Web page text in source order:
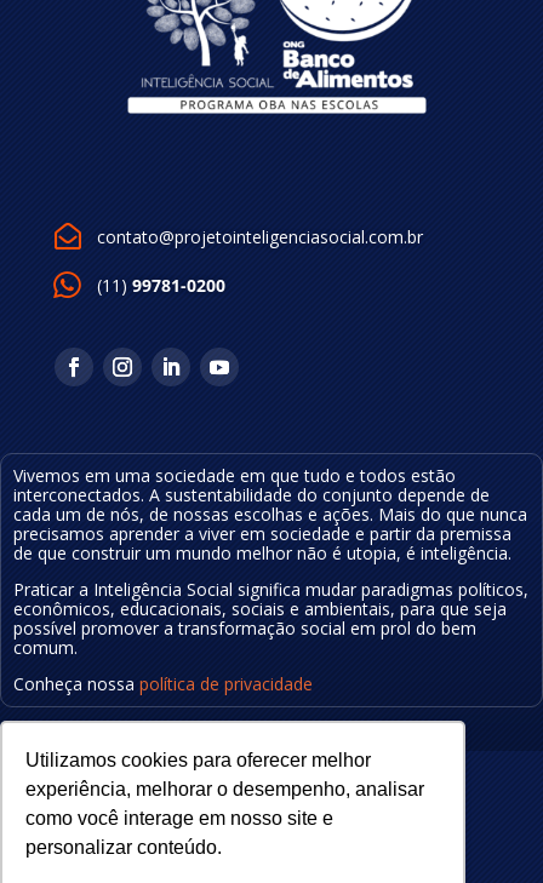
Utilizamos cookies para oferecer melhor
experiência, melhorar o desempenho, analisar
como você interage em nosso site e
personalizar conteúdo.
 contato@projetointeligenciasocial.com.br
(11) 99781-0200
Vivemos em uma sociedade em que tudo e todos estão
interconectados. A sustentabilidade do conjunto depende de
cada um de nós, de nossas escolhas e ações. Mais do que nunca
precisamos aprender a viver em sociedade e partir da premissa
de que construir um mundo melhor não é utopia, é inteligência.
Praticar a Inteligência Social significa mudarparadigmas políticos,
econômicos, educacionais, sociais e ambientais, para que seja
possível promover a transformação social em prol do bem
comum.
Conheça nossa política de privacidade